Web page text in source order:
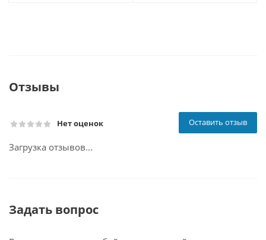
Отзывы
Нет оценок Оставить отзыв
Загрузка отзывов...
Задать вопрос